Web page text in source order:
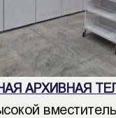
АРХИВНАЯ